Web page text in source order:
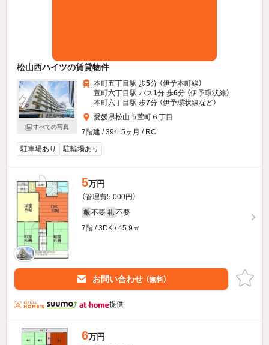
松山西ハイツの賃貸物件
すべての写真
本町五丁目駅 歩5分 （伊予本町線）
萱町六丁目駅 バス1分 歩6分 （伊予環状線）
本町六丁目駅 歩7分 （伊予環状線など）
愛媛県松山市萱町６丁目
7階建 / 39年5ヶ月 / RC
駐車場あり
駐輪場あり
5万円
（管理費5,000円）
敷 不要 礼 不要
7階 / 3DK / 45.9㎡
お問い合わせ （無料）
提供
6万円